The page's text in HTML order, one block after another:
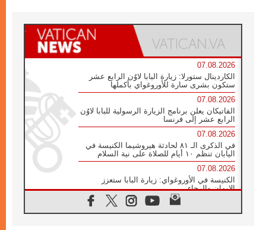
07.08.2026
الكاردينال ستورلا: زيارة البابا لاوُن الرابع عشر
ستكون بشرى سارة للأوروغواي بأكملها
07.08.2026
الفاتيكان يعلن برنامج الزيارة الرسولية للبابا لاوُن
الرابع عشر إلى فرنسا
07.08.2026
في الذكرى الـ ٨١ لحادثة هيروشيما الكنيسة في
اليابان تنظم ١٠ أيام للصلاة على نية السلام
07.08.2026
الكنيسة في الأوروغواي: زيارة البابا ستعزز
الإيمان والرجاء
الاجتماع الشهري للمطارنة الموارنة